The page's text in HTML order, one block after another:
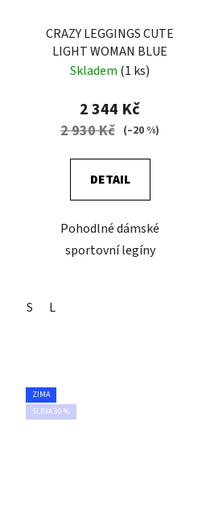
CRAZY LEGGINGS CUTE
LIGHT WOMAN BLUE
Skladem (1 ks)
2 344 Kč
2 930 Kč (–20 %)
DETAIL
Pohodlné dámské
sportovní legíny
S L
ZIMA
SLEVA 30 %